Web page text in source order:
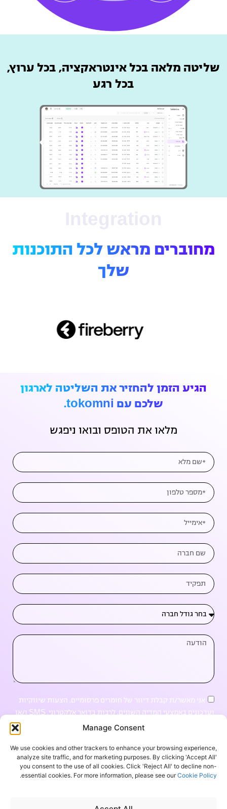
Manage Consent
We use cookies and other trackers to enhance your browsing experience,
analyze site traffic, and for marketing purposes. By clicking 'Accept All'
you consent to the use of all cookies. Click 'Reject All' to decline non-
essential cookies. For more information, please see ourCookie Policy
.
שליטה מלאה בכל אינטראקציה, בכל ערוץ,
בכל רגע
מחוברים מראש לכל התוכנות
שלך
הגיע הזמן להחזיר את השליטה לארגון
שלכם עם tokomni.
מלאו את הטופס ובואו ניפגש
אני מאשר/ת קבלת דיוור של חומרים פרסומיים, הצעות שיווקיות
ועדכונים באמצעי המדיה השונים, לרבות בדואר אלקטרוני, SMS ו/או
קבעו פגישת דמו עכשיו